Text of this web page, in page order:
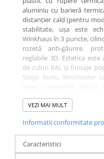
aluminiu cu barieră
distanțier cald (pentru
stabilitate, ușa este
Winkhaus în 3 puncte,
rozetă anti-găurire,
reglabile 3D. Estetica
de culori RAL și finisaje
Stejar Auriu, Winchester
pentru un plus de lumină
susținut de pragul din
UE, pe o linie
beneficiază de livrare
VEZI MAI MULT
Informatii conformitate
Caracteristici